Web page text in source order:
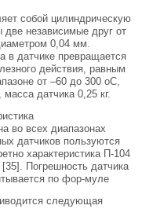
собой цилиндрическую
две независимые друг от
0,04 мм.
в датчике превращается
действия, равным
от –60 до 300 оС,
датчика 0,25 кг.
во всех диапазонах
датчиков пользуются
характеристика П-104
Погрешность датчика
по фор-муле
следующая